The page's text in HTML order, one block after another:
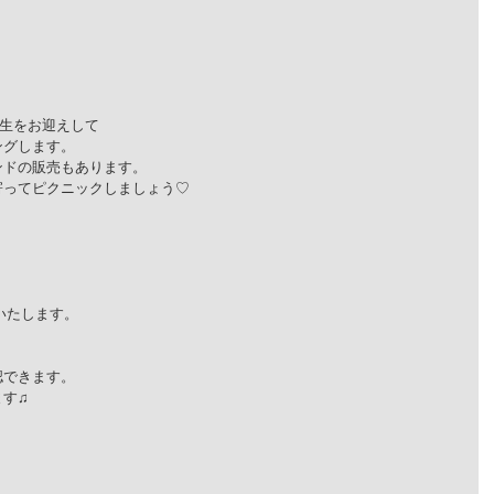
をお迎えして
します。
の販売もあります。
ってピクニックしましょう♡
します。
きます。
す♫